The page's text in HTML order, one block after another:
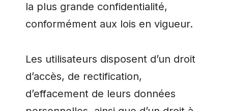
la plus grande confidentialité,
conformément aux lois en vigueur.
Les utilisateurs disposent d’un droit
d’accès, de rectification,
d’effacement de leurs données